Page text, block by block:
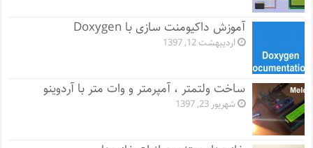
آموزش داکیومنت سازی با Doxygen
اردیبهشت 12, 1397
ساخت ولتمتر ، آمپرمتر و وات متر با آردوینو
شهریور 23, 1397